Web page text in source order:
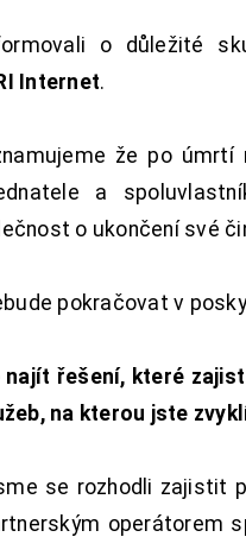
o důležité
Internet.
že po úmrtí
a
o ukončení své
pokračovat v
řešení, které
na kterou jste
se rozhodli zajistit
operátorem